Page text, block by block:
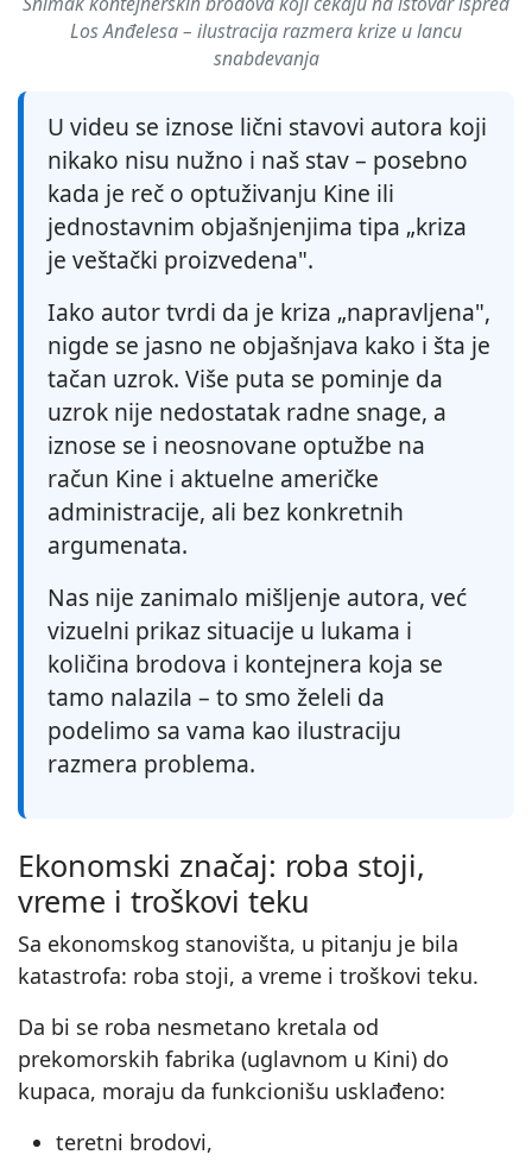
Los Anđelesa – ilustracija razmera krize u lancu
snabdevanja
U videu se iznose lični stavovi autora koji
nikako nisu nužno i naš stav – posebno
kada je reč o optuživanju Kine ili
jednostavnim objašnjenjima tipa „kriza
je veštački proizvedena".
Iako autor tvrdi da je kriza „napravljena",
nigde se jasno ne objašnjava kako i šta je
tačan uzrok. Više puta se pominje da
uzrok nije nedostatak radne snage, a
iznose se i neosnovane optužbe na
račun Kine i aktuelne američke
administracije, ali bez konkretnih
argumenata.
Nas nije zanimalo mišljenje autora, već
vizuelni prikaz situacije u lukama i
količina brodova i kontejnera koja se
tamo nalazila – to smo želeli da
podelimo sa vama kao ilustraciju
razmera problema.
Ekonomski značaj: roba stoji,
vreme i troškovi teku
Sa ekonomskog stanovišta, u pitanju je bila
katastrofa: roba stoji, a vreme i troškovi teku.
Da bi se roba nesmetano kretala od
prekomorskih fabrika (uglavnom u Kini) do
kupaca, moraju da funkcionišu usklađeno:
teretni brodovi,